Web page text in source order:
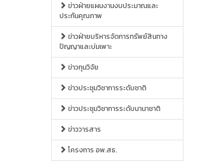
ข่าวฝ่ายแผนงานงบประมาณและ
ประกันคุณภาพ
ข่าวฝ่ายบริหารจัดการทรัพย์สินทาง
ปัญญาและบ่มเพาะ
ข่าวทุนวิจัย
ข่าวประชุมวิชาการระดับชาติ
ข่าวประชุมวิชาการระดับนานาชาติ
ข่าววารสาร
โครงการ อพ.สธ.